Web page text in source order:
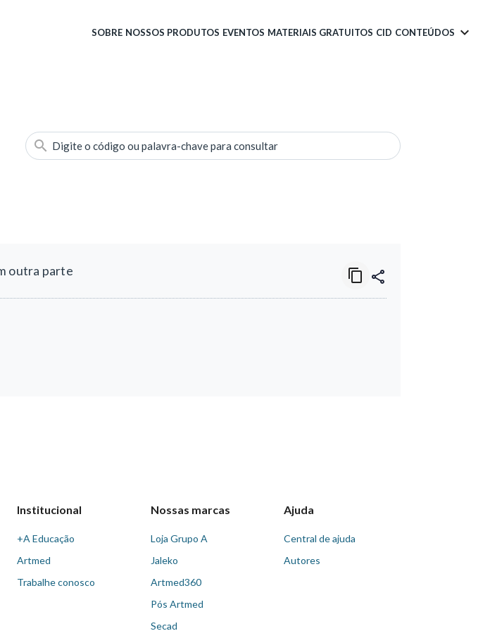
SOBRE NOSSOS PRODUTOS EVENTOS MATERIAIS GRATUITOS CID CONTEÚDOS
Digite o código ou palavra-chave para consultar
outra parte
Institucional
+A Educação
Artmed
Trabalhe conosco
Nossas marcas
Loja Grupo A
Jaleko
Artmed360
Pós Artmed
Secad
Ajuda
Central de ajuda
Autores